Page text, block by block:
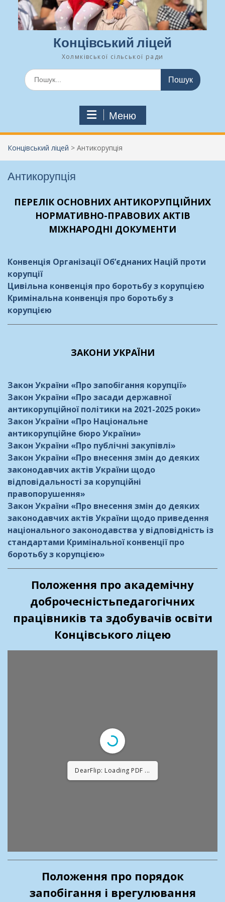
Концівський ліцей
Холмківської сільської ради
Шукати:
Меню
Концівський ліцей > Антикорупція
Антикорупція
ПЕРЕЛІК ОСНОВНИХ АНТИКОРУПЦІЙНИХ
НОРМАТИВНО-ПРАВОВИХ АКТІВ
МІЖНАРОДНІ ДОКУМЕНТИ
Конвенція Організації Об’єднаних Націй проти
корупції
Цивільна конвенція про боротьбу з корупцією
Кримінальна конвенція про боротьбу з
корупцією
ЗАКОНИ УКРАЇНИ
Закон України «Про запобігання корупції»
Закон України «Про засади державної
антикорупційної політики на 2021-2025 роки»
Закон України «Про Національне
антикорупційне бюро України»
Закон України «Про публічні закупівлі»
Закон України «Про внесення змін до деяких
законодавчих актів України щодо
відповідальності за корупційні
правопорушення»
Закон України «Про внесення змін до деяких
законодавчих актів України щодо приведення
національного законодавства у відповідність із
стандартами Кримінальної конвенції про
боротьбу з корупцією»
Положення про академічну
доброчесністьпедагогічних
працівників та здобувачів освіти
Концівського ліцею
DearFlip: Loading PDF 9% ...
Положення про порядок
запобігання і врегулювання